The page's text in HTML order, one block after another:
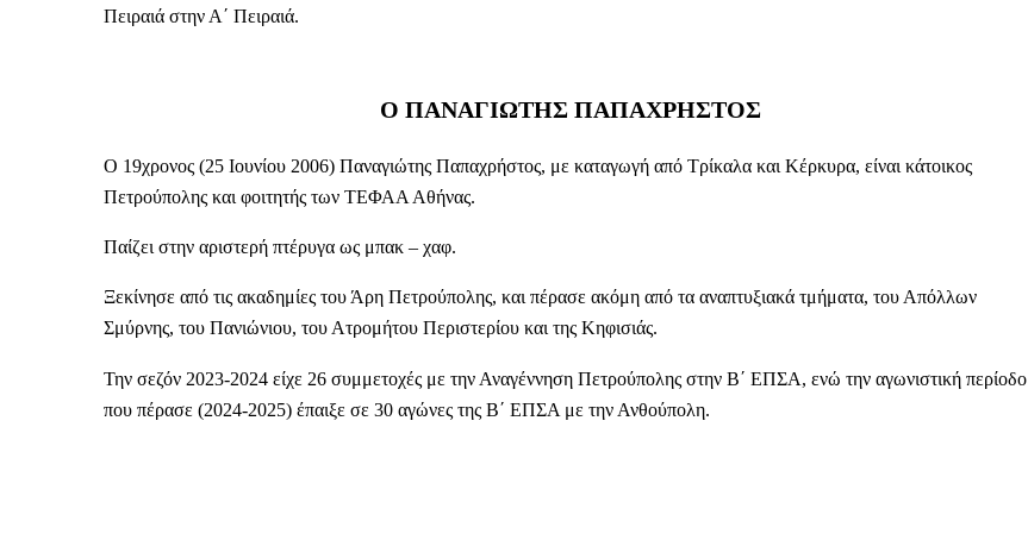
Πειραιά στην Α΄ Πειραιά.
Ο ΠΑΝΑΓΙΩΤΗΣ ΠΑΠΑΧΡΗΣΤΟΣ
Ο 19χρονος (25 Ιουνίου 2006) Παναγιώτης Παπαχρήστος, με καταγωγή από Τρίκαλα και Κέρκυρα, είναι κάτοικος
Πετρούπολης και φοιτητής των ΤΕΦΑΑ Αθήνας.
Παίζει στην αριστερή πτέρυγα ως μπακ – χαφ.
Ξεκίνησε από τις ακαδημίες του Άρη Πετρούπολης, και πέρασε ακόμη από τα αναπτυξιακά τμήματα, του Απόλλων
Σμύρνης, του Πανιώνιου, του Ατρομήτου Περιστερίου και της Κηφισιάς.
Την σεζόν 2023-2024 είχε 26 συμμετοχές με την Αναγέννηση Πετρούπολης στην Β΄ ΕΠΣΑ, ενώ την αγωνιστική περίοδο
που πέρασε (2024-2025) έπαιξε σε 30 αγώνες της Β΄ ΕΠΣΑ με την Ανθούπολη.